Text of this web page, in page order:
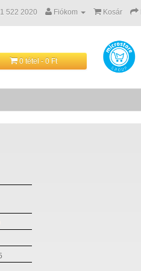
522 2020 Fiókom Kosár
0 tétel - 0 Ft